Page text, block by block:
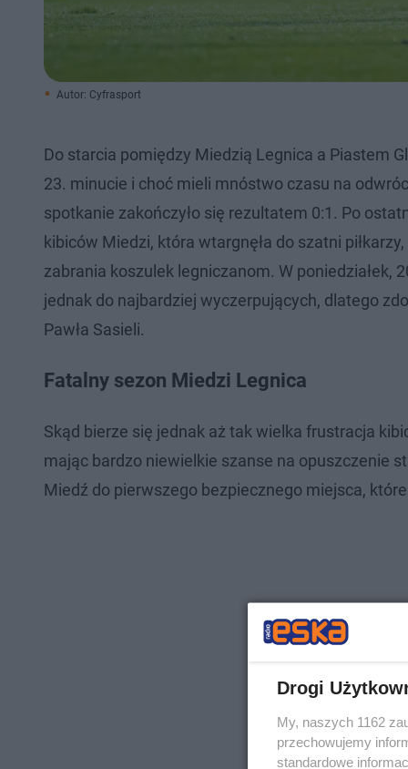
Autor: Cyfrasport
Do starcia pomiędzy Miedzią Legnica a Piastem
23. minucie i choć mieli mnóstwo czasu na
spotkanie zakończyło się rezultatem 0:1. Po
kibiców Miedzi, która wtargnęła do szatni
zabrania koszulek legniczanom. W poniedziałek,
jednak do najbardziej wyczerpujących, dlatego
Pawła Sasieli.
Fatalny sezon Miedzi Legnica
Skąd bierze się jednak aż tak wielka frustracja
mając bardzo niewielkie szanse na opuszczenie
Miedź do pierwszego bezpiecznego miejsca,
Drogi
My, naszych 1162
przechowujemy
standardowe